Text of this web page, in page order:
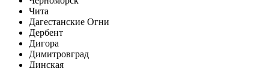
Чита
Дагестанские Огни
Дербент
Дигора
Димитровград
Динская